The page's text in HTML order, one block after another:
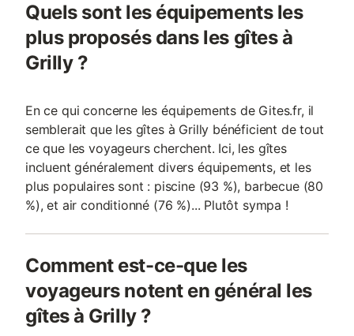
Quels sont les équipements les
plus proposés dans les gîtes à
Grilly ?
En ce qui concerne les équipements de Gites.fr, il
semblerait que les gîtes à Grilly bénéficient de tout
ce que les voyageurs cherchent. Ici, les gîtes
incluent généralement divers équipements, et les
plus populaires sont : piscine (93 %), barbecue (80
%), et air conditionné (76 %)... Plutôt sympa !
Comment est-ce-que les
voyageurs notent en général les
gîtes à Grilly ?